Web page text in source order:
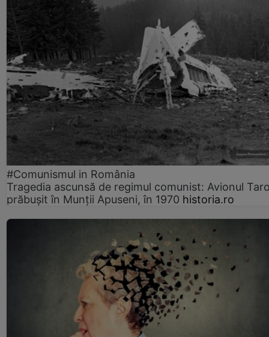
#Comunismul in România
Tragedia ascunsă de regimul comunist: Avionul
prăbușit în Munții Apuseni, în 1970 historia.ro